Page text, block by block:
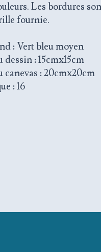
Les bordures
fournie.
: Vert bleu moyen
: 15cmx15cm
: 20cmx20cm
: 16